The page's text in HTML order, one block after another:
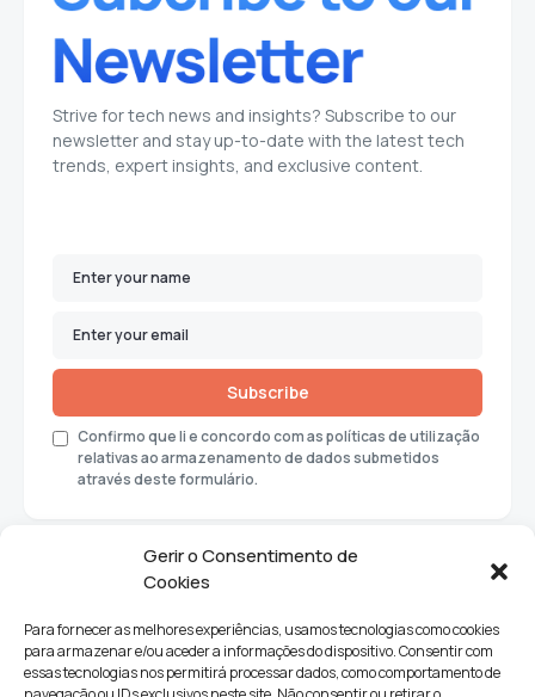
Gerir o Consentimento de
Cookies
Para fornecer as melhores experiências, usamos tecnologias como cookies
para armazenar e/ou aceder a informações do dispositivo. Consentir com
essas tecnologias nos permitirá processar dados, como comportamento de
Strive for tech news and insights? Subscribe to our
newsletter and stay up-to-date with the latest tech
trends, expert insights, and exclusive content.
Subscribe
Confirmo que li e concordo com as políticas de utilização
relativas ao armazenamento de dados submetidos
através deste formulário.